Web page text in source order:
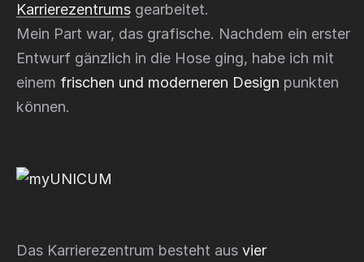
Karrierezentrums gearbeitet.
Mein Part war, das grafische. Nachdem ein erster
Entwurf gänzlich in die Hose ging, habe ich mit
einem frischen und moderneren Design punkten
können.
Das Karrierezentrum besteht aus vier